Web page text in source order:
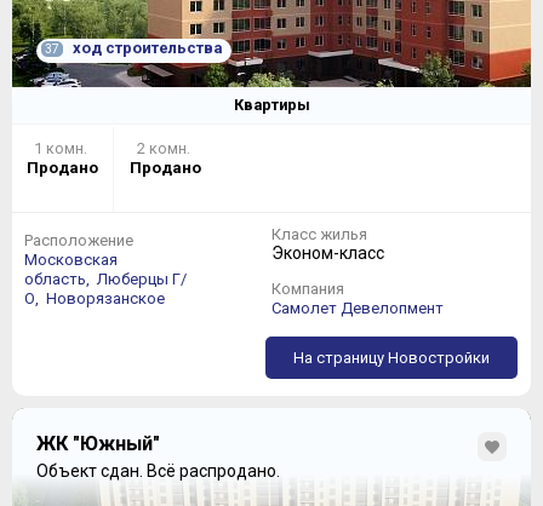
37 ход строительства
Квартиры
1 комн.
Продано
2 комн.
Продано
Расположение
Московская
область,
Люберцы Г/
О,
Новорязанское
Класс жилья
Эконом-класс
Компания
Самолет Девелопмент
На страницу Новостройки
ЖК "Южный"
Объект сдан. Всё распродано.